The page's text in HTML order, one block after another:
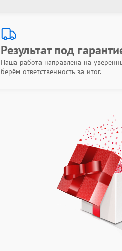
Результат под
Наша работа направлена на
берём ответственность за итог.